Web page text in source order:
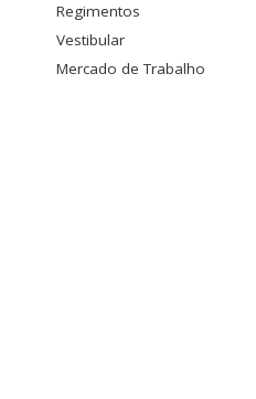
Regimentos
Vestibular
Mercado de Trabalho